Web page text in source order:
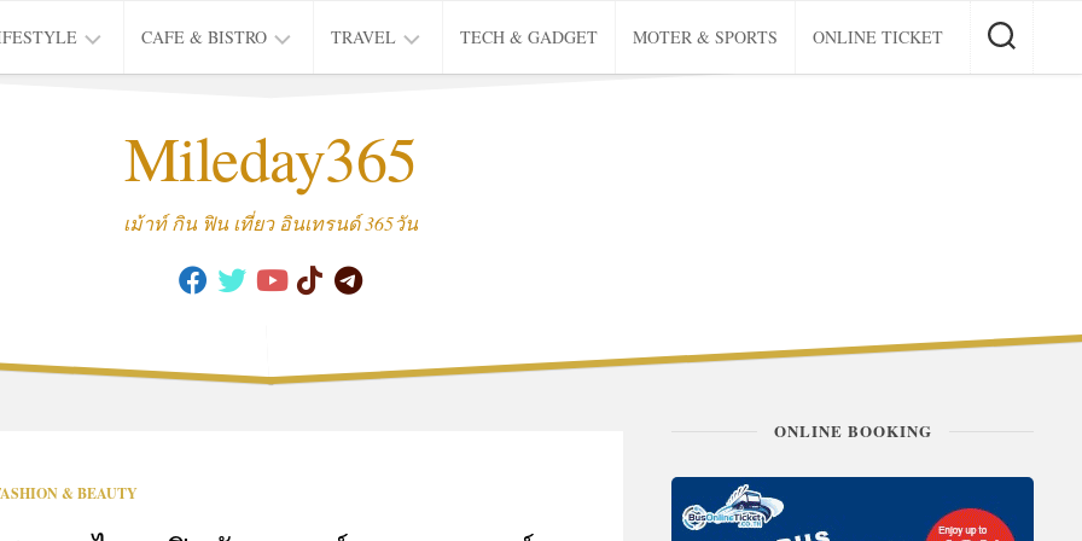
CAFE & BISTRO
CAFE
TRAVEL
THAI
TRIP
TECH & GADGET MOTER & SPORTS ONLINE TICKET
Mileday365
เม้าท์ กิน ฟิน เที่ยว อินเทรนด์ 365วัน
& BEAUTY
ONLINE BOOKING